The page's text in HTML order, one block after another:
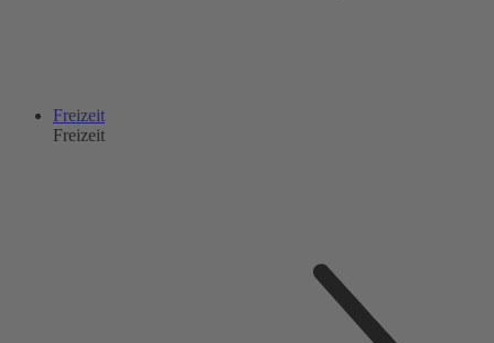
Freizeit
Freizeit